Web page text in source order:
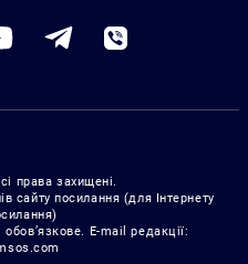
права захищені.
сайту посилання (для Інтернету
E-mail редакції: